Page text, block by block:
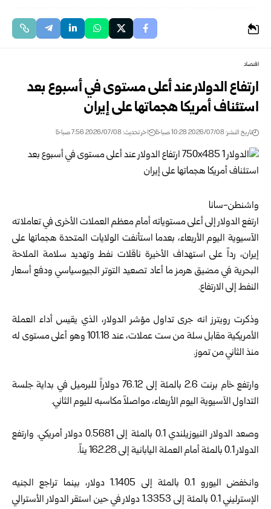
اقتصاد
ارتفاع الدولار عند أعلى مستوى في أسبوع بعد
استئناف أمريكا هجماتها على إيران
تاريخ النشر: 2026/07/08 10:28 صباحًا اخر تحديث: 2026/07/08 7:56 صباحًا
واشنطن-سانا
ارتفع الدولار إلى أعلى مستوياته أمام معظم العملات الأخرى في تعاملاته
الآسيوية اليوم الأربعاء، بعدما استأنفت الولايات المتحدة هجماتها على
إيران، رداً على استهداف الأخيرة ناقلات نفط وتهديد سلامة الملاحة
البحرية في مضيق هرمز ما أعاد تصعيد التوتر الجيوسياسي ودفع أسعار
النفط إلى الارتفاع.
وذكرت رويترز انه جرى تداول مؤشر الدولار، الذي يقيس أداء العملة
الأمريكية مقابل سلة من ست عملات، عند 101.18 وهو أعلى مستوى له
منذ الثاني من تموز.
وارتفع خام برنت 2.6 بالمئة إلى 76.12 دولاراً للبرميل في بداية جلسة
التداول الآسيوية اليوم الأربعاء، مواصلاً مكاسبه لليوم الثاني.
وصعد الدولار النيوزيلندي 0.1 بالمئة إلى 0.5681 دولار أمريكي. وارتفع
الدولار 0.1 بالمئة أمام العملة اليابانية إلى 162.28 يناً.
وانخفض اليورو 0.1 بالمئة إلى 1.1405 دولار، بينما تراجع الجنيه
الإسترليني 0.1 بالمئة إلى 1.3353 دولار في حين استقر الدولار الأسترالي